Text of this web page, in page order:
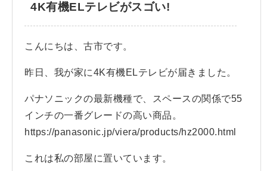
4K有機ELテレビがスゴい!
こんにちは、古市です。
昨日、我が家に4K有機ELテレビが届きました。
パナソニックの最新機種で、スペースの関係で55
インチの一番グレードの高い商品。
https://panasonic.jp/viera/products/hz2000.html
これは私の部屋に置いています。